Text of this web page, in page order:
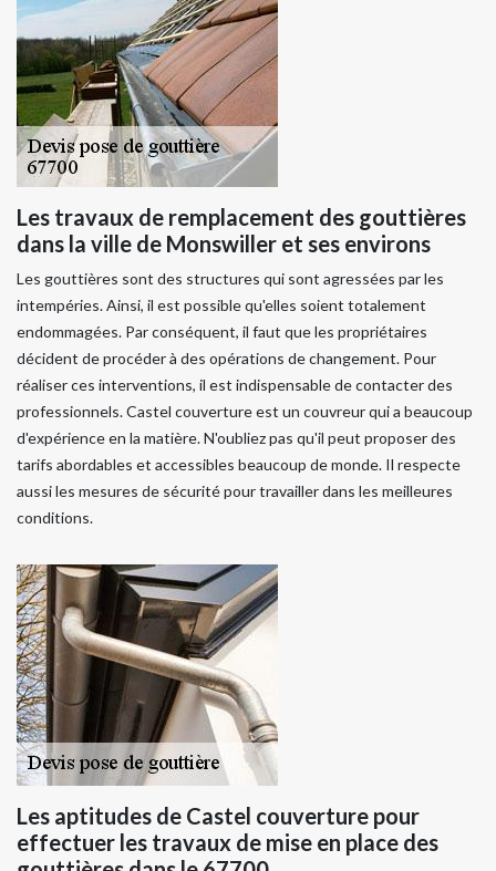
Les travaux de remplacement des gouttières
dans la ville de Monswiller et ses environs
Les gouttières sont des structures qui sont agressées par les
intempéries. Ainsi, il est possible qu'elles soient totalement
endommagées. Par conséquent, il faut que les propriétaires
décident de procéder à des opérations de changement. Pour
réaliser ces interventions, il est indispensable de contacter des
professionnels. Castel couverture est un couvreur qui a beaucoup
d'expérience en la matière. N'oubliez pas qu'il peut proposer des
tarifs abordables et accessibles beaucoup de monde. Il respecte
aussi les mesures de sécurité pour travailler dans les meilleures
conditions.
Les aptitudes de Castel couverture pour
effectuer les travaux de mise en place des